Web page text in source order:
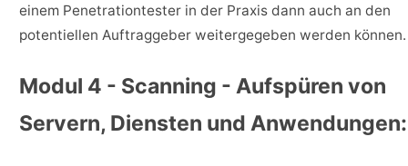
einem Penetrationtester in der Praxis dann auch an den
potentiellen Auftraggeber weitergegeben werden können.
Modul 4 - Scanning - Aufspüren von
Servern, Diensten und Anwendungen: